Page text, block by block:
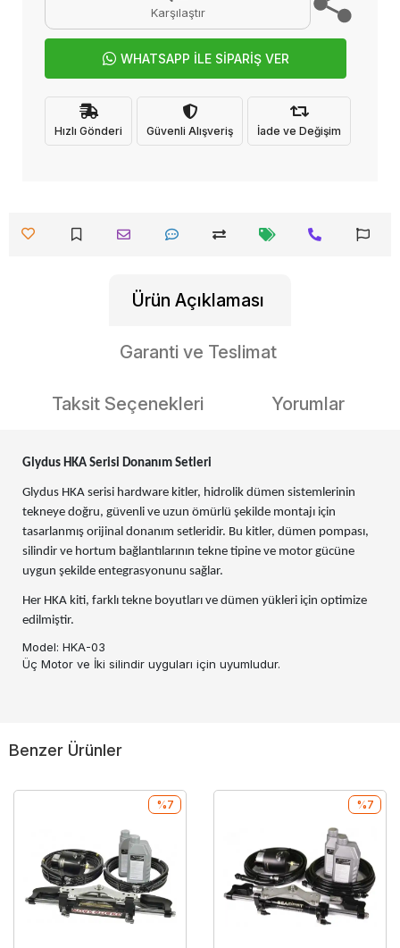
Karşılaştır
WHATSAPP İLE SİPARİŞ VER
Hızlı Gönderi Güvenli Alışveriş İade ve Değişim
Ürün Açıklaması
Garanti ve Teslimat
Taksit Seçenekleri Yorumlar
Glydus HKA Serisi Donanım Setleri
Glydus HKA serisi hardware kitler, hidrolik dümen sistemlerinin
tekneye doğru, güvenli ve uzun ömürlü şekilde montajı için
tasarlanmış orijinal donanım setleridir. Bu kitler, dümen pompası,
silindir ve hortum bağlantılarının tekne tipine ve motor gücüne
uygun şekilde entegrasyonunu sağlar.
Her HKA kiti, farklı tekne boyutları ve dümen yükleri için optimize
edilmiştir.
Model: HKA-03
Üç Motor ve İki silindir uyguları için uyumludur.
Benzer Ürünler
%7 %7